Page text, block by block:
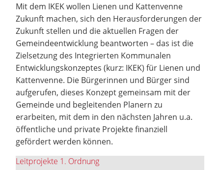
Mit dem IKEK wollen Lienen und Kattenvenne
Zukunft machen, sich den Herausforderungen der
Zukunft stellen und die aktuellen Fragen der
Gemeindeentwicklung beantworten – das ist die
Zielsetzung des Integrierten Kommunalen
Entwicklungskonzeptes (kurz: IKEK) für Lienen und
Kattenvenne. Die Bürgerinnen und Bürger sind
aufgerufen, dieses Konzept gemeinsam mit der
Gemeinde und begleitenden Planern zu
erarbeiten, mit dem in den nächsten Jahren u.a.
öffentliche und private Projekte finanziell
gefördert werden können.
Leitprojekte 1. Ordnung